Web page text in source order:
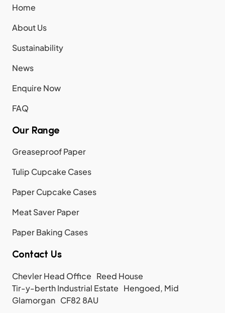
Home
About Us
Sustainability
News
Enquire Now
FAQ
Our Range
Greaseproof Paper
Tulip Cupcake Cases
Paper Cupcake Cases
Meat Saver Paper
Paper Baking Cases
Contact Us
Chevler Head Office Reed House
Tir-y-berth Industrial Estate Hengoed, Mid
Glamorgan CF82 8AU